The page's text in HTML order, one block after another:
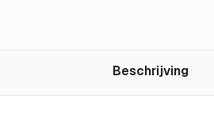
Beschrijving